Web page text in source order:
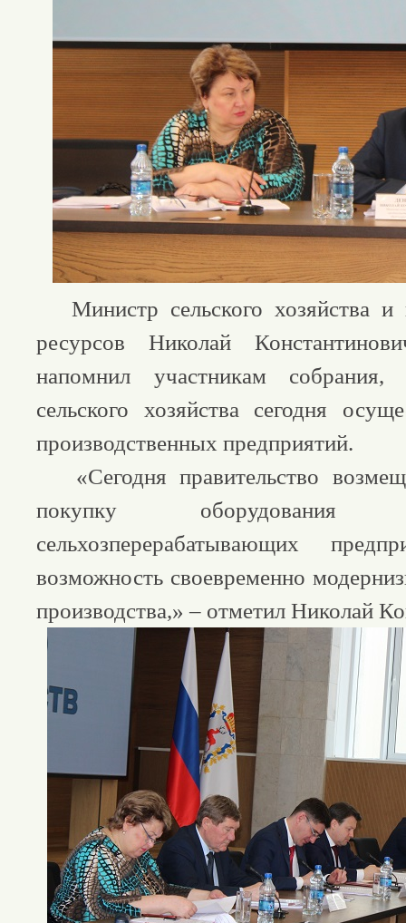
Министр сельского хозяйства и
ресурсов Николай
напомнил участникам собрания,
сельского хозяйства сегодня
производственных предприятий.
«Сегодня правительство
покупку
сельхозперерабатывающих
возможность своевременно
производства,» – отметил Николай